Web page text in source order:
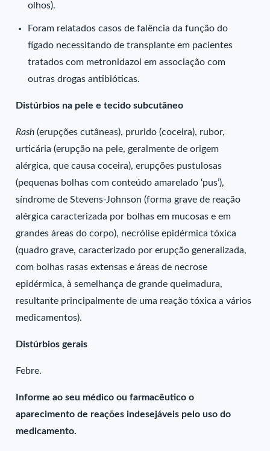
olhos).
Foram relatados casos de falência da função do
fígado necessitando de transplante em pacientes
tratados com metronidazol em associação com
outras drogas antibióticas.
Distúrbios na pele e tecido subcutâneo
Rash(erupções cutâneas), prurido (coceira), rubor,
urticária (erupção na pele, geralmente de origem
alérgica, que causa coceira), erupções pustulosas
(pequenas bolhas com conteúdo amarelado ‘pus’),
síndrome de Stevens-Johnson (forma grave de reação
alérgica caracterizada por bolhas em mucosas e em
grandes áreas do corpo), necrólise epidérmica tóxica
(quadro grave, caracterizado por erupção generalizada,
com bolhas rasas extensas e áreas de necrose
epidérmica, à semelhança de grande queimadura,
resultante principalmente de uma reação tóxica a vários
medicamentos).
Distúrbios gerais
Febre.
Informe ao seu médico ou farmacêutico o
aparecimento de reações indesejáveis pelo uso do
medicamento.